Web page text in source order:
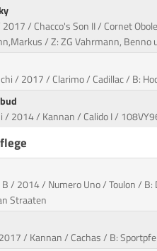
/ Chacco's Son II / Cornet
/ Z: ZG Vahrmann, Benno
/ 2017 / Clarimo / Cadillac / B:
/ 2014 / Kannan / Calido I /
/ 2014 / Numero Uno / Toulon /
Straaten
/ Kannan / Cachas / B: